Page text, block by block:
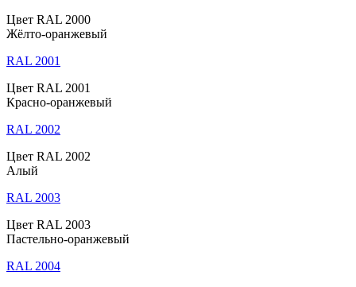
Цвет RAL 2000
Жёлто-оранжевый
RAL 2001
Цвет RAL 2001
Красно-оранжевый
RAL 2002
Цвет RAL 2002
Алый
RAL 2003
Цвет RAL 2003
Пастельно-оранжевый
RAL 2004